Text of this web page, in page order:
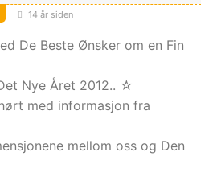
14 år siden
De Beste Ønsker om en Fin
Nye Året 2012.. ☆
med informasjon fra
mellom oss og Den